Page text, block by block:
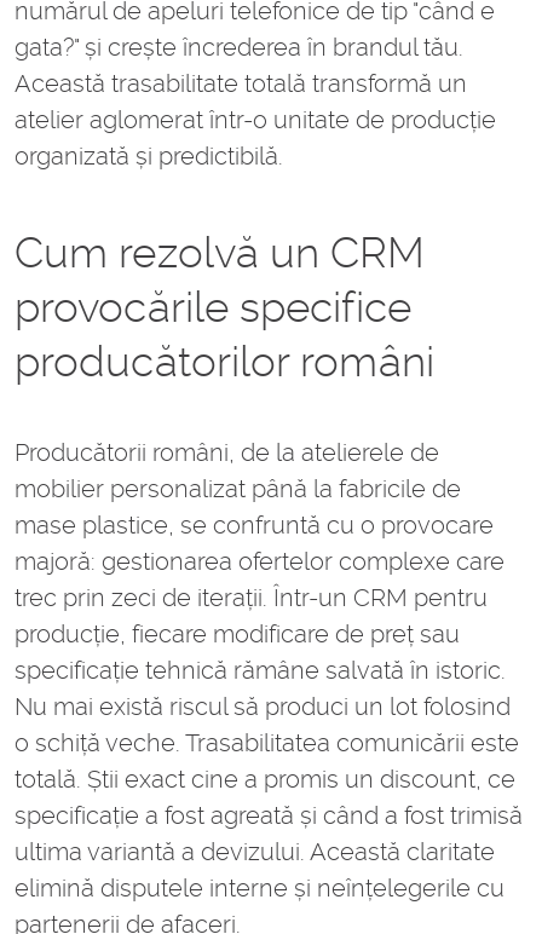
numărul de apeluri telefonice de tip "când e
gata?" și crește încrederea în brandul tău.
Această trasabilitate totală transformă un
atelier aglomerat într-o unitate de producție
organizată și predictibilă.
Cum rezolvă un CRM
provocările specifice
producătorilor români
Producătorii români, de la atelierele de
mobilier personalizat până la fabricile de
mase plastice, se confruntă cu o provocare
majoră: gestionarea ofertelor complexe care
trec prin zeci de iterații. Într-un CRM pentru
producție, fiecare modificare de preț sau
specificație tehnică rămâne salvată în istoric.
Nu mai există riscul să produci un lot folosind
o schiță veche. Trasabilitatea comunicării este
totală. Știi exact cine a promis un discount, ce
specificație a fost agreată și când a fost trimisă
ultima variantă a devizului. Această claritate
elimină disputele interne și neînțelegerile cu
partenerii de afaceri.